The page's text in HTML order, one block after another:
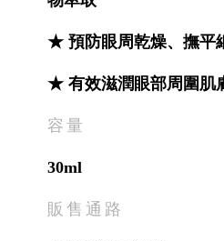
★ 預防眼周乾燥、撫平
★ 有效滋潤眼部周圍肌
容量
30ml
販售通路